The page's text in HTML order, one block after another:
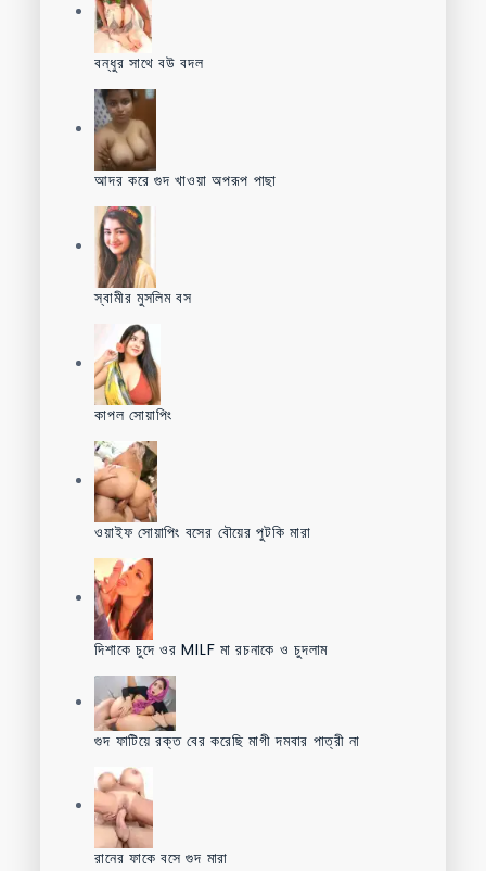
বন্ধুর সাথে বউ বদল
আদর করে গুদ খাওয়া অপরূপ পাছা
স্বামীর মুসলিম বস
কাপল সোয়াপিং
ওয়াইফ সোয়াপিং বসের বৌয়ের পুটকি মারা
দিশাকে চুদে ওর MILF মা রচনাকে ও চুদলাম
গুদ ফাটিয়ে রক্ত বের করেছি মাগী দমবার পাত্রী না
রানের ফাকে বসে গুদ মারা